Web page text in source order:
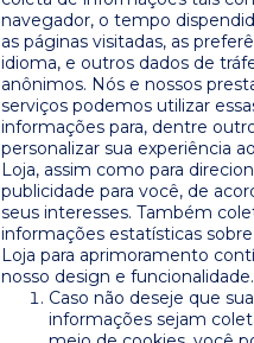
navegador, o tempo
as páginas visitadas, as
idioma, e outros dados de
anônimos. Nós e nossos
serviços podemos utilizar
informações para, dentre
personalizar sua experiência
Loja, assim como para
publicidade para você, de
seus interesses. Também
informações estatísticas
Loja para aprimoramento
nosso design e funcionalidade.
Caso não deseje que
informações sejam